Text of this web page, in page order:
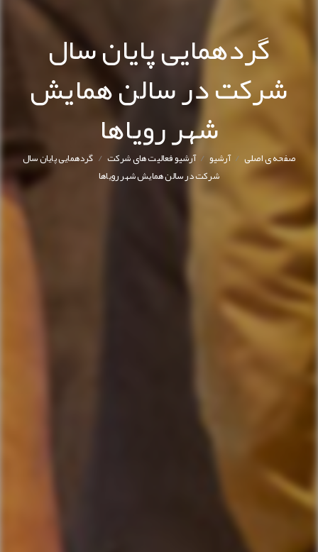
گردهمایی پایان سال
شرکت در سالن همایش
شهر رویاها
صفحه ی اصلی/ آرشیو/ آرشیو فعالیت های شرکت/ گردهمایی پایان سال
شرکت در سالن همایش شهر رویاها